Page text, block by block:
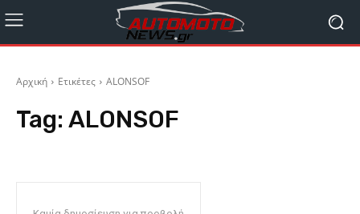
Αρχική Ετικέτες ALONSOF
Tag: ALONSOF